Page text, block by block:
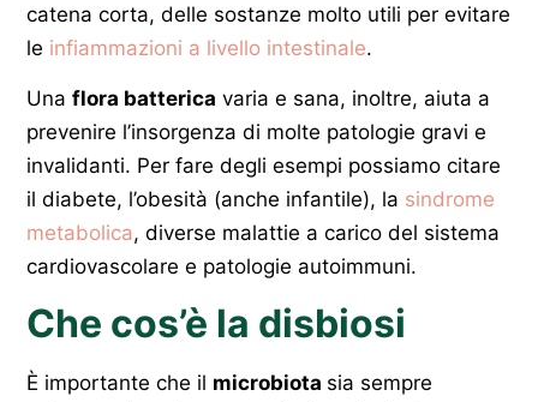
catena corta, delle sostanze molto utili per evitare
le infiammazioni a livello intestinale.
Una flora batterica varia e sana, inoltre, aiuta a
prevenire l’insorgenza di molte patologie gravi e
invalidanti. Per fare degli esempi possiamo citare
il diabete, l’obesità (anche infantile), la sindrome
metabolica, diverse malattie a carico del sistema
cardiovascolare e patologie autoimmuni.
Che cos’è la disbiosi
È importante che il microbiota sia sempre